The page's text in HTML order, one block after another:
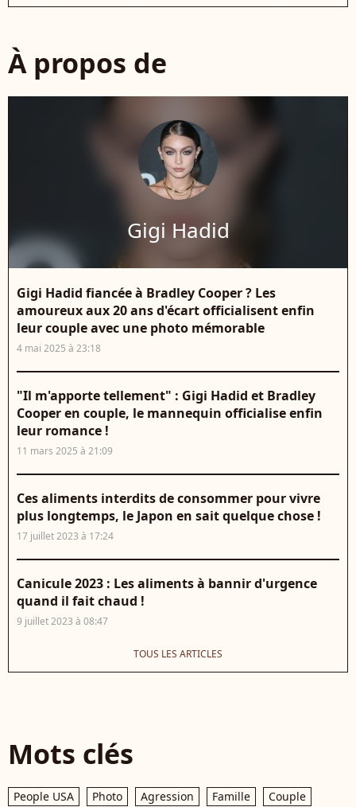
À propos de
Gigi Hadid
Gigi Hadid fiancée à Bradley Cooper ? Les
amoureux aux 20 ans d'écart officialisent enfin
leur couple avec une photo mémorable
4 mai 2025 à 23:18
"Il m'apporte tellement" : Gigi Hadid et Bradley
Cooper en couple, le mannequin officialise enfin
leur romance !
11 mars 2025 à 21:09
Ces aliments interdits de consommer pour vivre
plus longtemps, le Japon en sait quelque chose !
17 juillet 2023 à 17:24
Canicule 2023 : Les aliments à bannir d'urgence
quand il fait chaud !
9 juillet 2023 à 08:47
TOUS LES ARTICLES
Mots clés
People USA Photo Agression Famille
Couple